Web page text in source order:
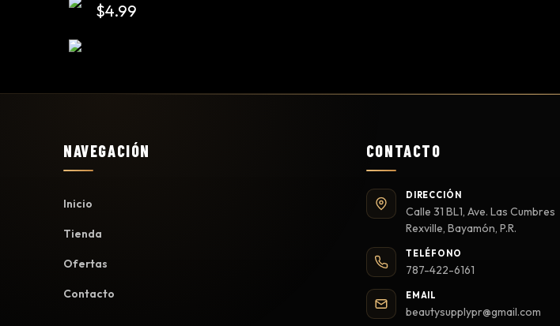
$4.99
NAVEGACIÓN
Inicio
Tienda
Ofertas
Contacto
CONTACTO
DIRECCIÓN
Calle 31 BL1, Ave. Las Cumbres
Rexville, Bayamón, P.R.
TELÉFONO
787-422-6161
EMAIL
beautysupplypr@gmail.com